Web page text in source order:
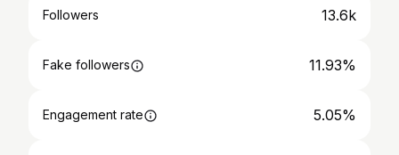
Followers 13.6k
Fake followers 11.93%
Engagement rate 5.05%